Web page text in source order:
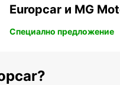
Europcar и MG
Специално предложение